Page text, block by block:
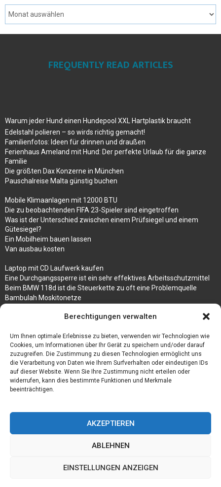
Berechtigungen verwalten
Um Ihnen optimale Erlebnisse zu bieten, verwenden wir Technologien wie
Cookies, um Informationen über Ihr Gerät zu speichern und/oder darauf
zuzugreifen. Die Zustimmung zu diesen Technologien ermöglicht uns
die Verarbeitung von Daten wie Ihrem Surfverhalten oder eindeutigen IDs
auf dieser Website. Wenn Sie Ihre Zustimmung nicht erteilen oder
widerrufen, kann dies bestimmte Funktionen und Merkmale
beeinträchtigen.
AKZEPTIEREN
ABLEHNEN
EINSTELLUNGEN ANZEIGEN
FREQUENTLY READ ARTICLES
Warum jeder Hund einen Hundepool XXL Hartplastik braucht
Edelstahl polieren – so wirds richtig gemacht!
Familienfotos: Ideen für drinnen und draußen
Ferienhaus Ameland mit Hund: Der perfekte Urlaub für die ganze
Familie
Die größten Dax Konzerne in München
Pauschalreise Malta günstig buchen
Mobile Klimaanlagen mit 12000 BTU
Die zu beobachtenden FIFA 23-Spieler sind eingetroffen
Was ist der Unterschied zwischen einem Prüfsiegel und einem
Gütesiegel?
Ein Mobilheim bauen lassen
Van ausbau kosten
Laptop mit CD Laufwerk kaufen
Eine Durchgangssperre ist ein sehr effektives Arbeitsschutzmittel
Beim BMW 118d ist die Steuerkette zu oft eine Problemquelle
Bambulah Moskitonetze
Test Toilettensitz – Helfen Sie Ihren Senioren
Personalhandbuch
10 Tipps um einen guten Eindruck zu machen
Sahnemaschine